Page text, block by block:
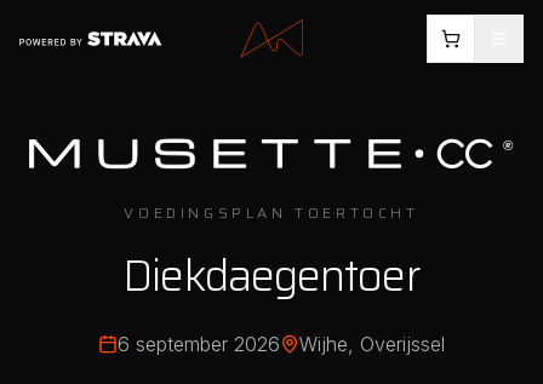
VOEDINGSPLAN TOERTOCHT
Diekdaegentoer
6 september 2026 Wijhe, Overijssel